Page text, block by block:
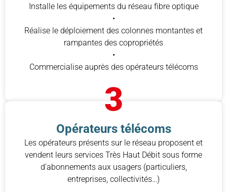
Installe les équipements du réseau fibre optique
•
Réalise le déploiement des colonnes montantes et
rampantes des copropriétés
•
Commercialise auprès des opérateurs télécoms
3
Opérateurs télécoms
Les opérateurs présents sur le réseau proposent et
vendent leurs services Très Haut Débit sous forme
d’abonnements aux usagers (particuliers,
entreprises, collectivités…)